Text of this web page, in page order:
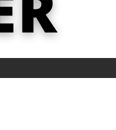
उठे सवाल